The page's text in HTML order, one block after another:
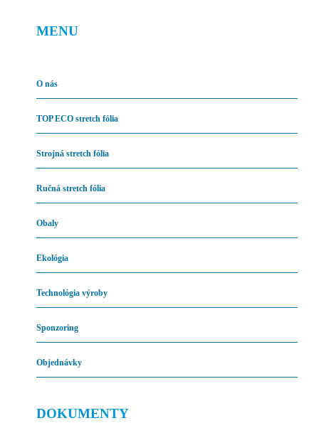
MENU
O nás
TOP ECO stretch fólia
Strojná stretch fólia
Ručná stretch fólia
Obaly
Ekológia
Technológia výroby
Sponzoring
Objednávky
DOKUMENTY